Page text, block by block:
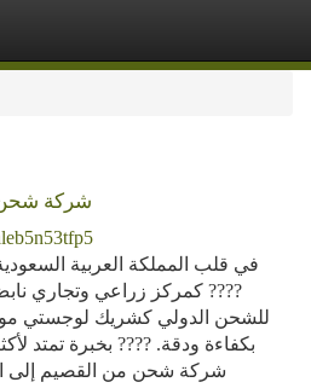
شركة شحن
في قلب المملكة العربية
???? كمركز زراعي وتجاري
للشحن الدولي كشريك لوجستي
شركة شحن من القصيم إلى